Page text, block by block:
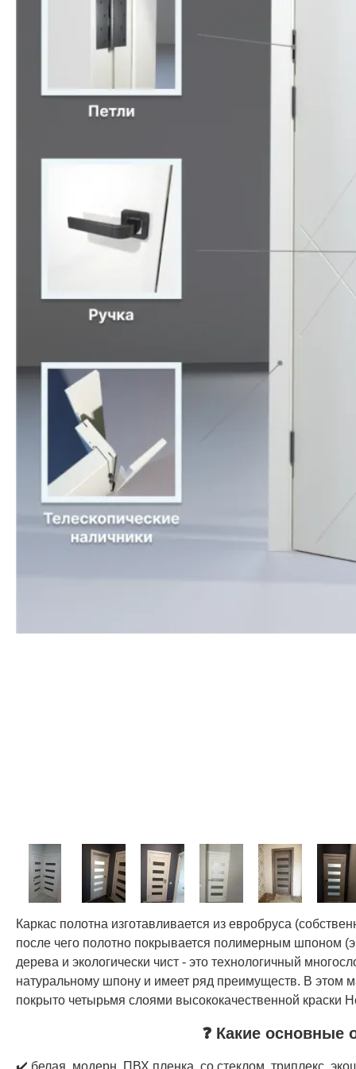
Каркас полотна изготавливается из евробруса
после чего полотно покрывается полимерным шпоном
дерева и экологически чист - это технологичный
натуральному шпону и имеет ряд преимуществ. В этом
покрыто четырьмя слоями высококачественной краски
❓ Какие основные
✔️ белая, модерн, ПВХ пленка, со стеклом, триплекс,